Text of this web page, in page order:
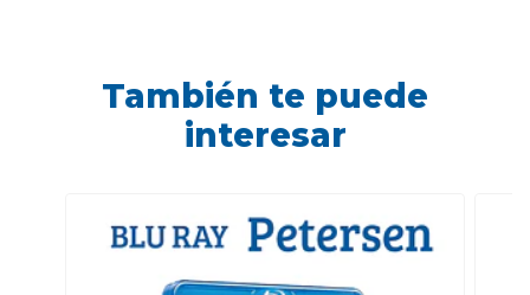
También te puede
interesar